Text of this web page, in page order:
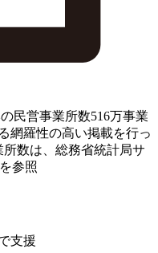
民営事業所数516万事業
網羅性の高い掲載を行っ
数は、総務省統計局サ
参照
支援